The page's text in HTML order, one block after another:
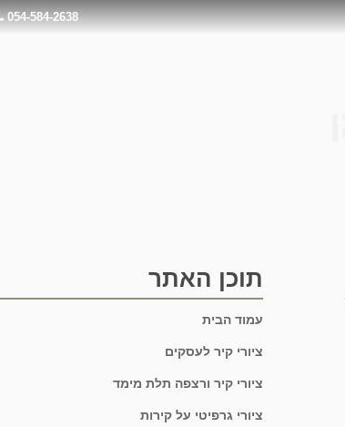
054-584-2638
תוכן האתר
עמוד הבית
ציורי קיר לעסקים
ציורי קיר ורצפה תלת מימד
ציורי גרפיטי על קירות